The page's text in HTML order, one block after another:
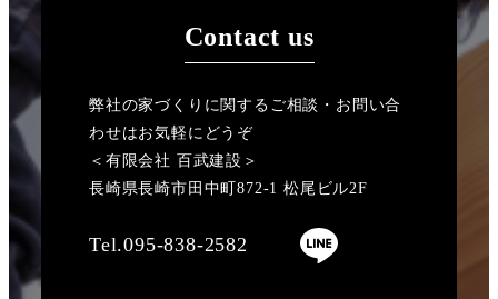
Contact us
弊社の家づくりに関するご相談・お問い合
わせはお気軽にどうぞ
＜有限会社 百武建設＞
長崎県長崎市田中町872-1 松尾ビル2F
Tel.095-838-2582